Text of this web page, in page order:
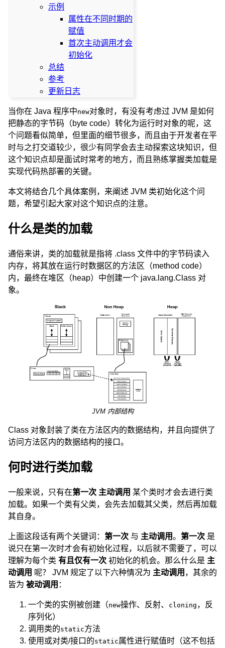
示例
属性在不同时期的
赋值
首次主动调用才会
初始化
总结
参考
更新日志
当你在 Java 程序中new对象时，有没有考虑过 JVM 是如何
把静态的字节码（byte code）转化为运行时对象的呢，这
个问题看似简单，但里面的细节很多，而且由于开发者在平
时与之打交道较少，很少有同学会去主动探索这块知识，但
这个知识点却是面试时常考的地方，而且熟练掌握类加载是
实现代码热部署的关键。
本文将结合几个具体案例，来阐述 JVM 类初始化这个问
题，希望引起大家对这个知识点的注意。
什么是类的加载
通俗来讲，类的加载就是指将 .class 文件中的字节码读入
内存，将其放在运行时数据区的方法区（method code）
内，最终在堆区（heap）中创建一个 java.lang.Class 对
象。
JVM 内部结构
Class 对象封装了类在方法区内的数据结构，并且向提供了
访问方法区内的数据结构的接口。
何时进行类加载
一般来说，只有在第一次 主动调用 某个类时才会去进行类
加载。如果一个类有父类，会先去加载其父类，然后再加载
其自身。
上面这段话有两个关键词： 第一次 与 主动调用。 第一次 是
说只在第一次时才会有初始化过程，以后就不需要了，可以
理解为每个类 有且仅有一次 初始化的机会。那么什么是 主
动调用 呢？ JVM 规定了以下六种情况为 主动调用 ，其余的
皆为 被动调用 ：
一个类的实例被创建（new操作、反射、 cloning ，反
序列化）
调用类的static方法
使用或对类/接口的static属性进行赋值时（这不包括